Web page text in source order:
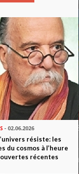
LEADERS N°
- 02.06.2026
résiste: les
du cosmos à l’heure
récentes